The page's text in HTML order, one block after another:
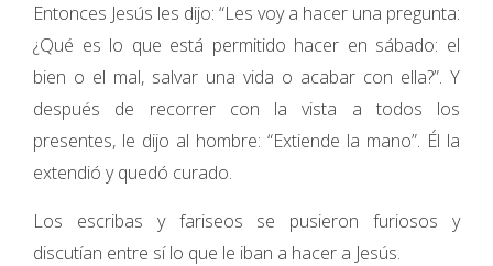
Entonces Jesús les dijo: “Les voy a hacer una pregunta:
¿Qué es lo que está permitido hacer en sábado: el
bien o el mal, salvar una vida o acabar con ella?”. Y
después de recorrer con la vista a todos los
presentes, le dijo al hombre: “Extiende la mano”. Él la
extendió y quedó curado.
Los escribas y fariseos se pusieron furiosos y
discutían entre sí lo que le iban a hacer a Jesús.